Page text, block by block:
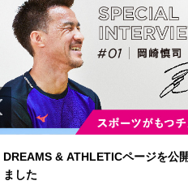
DREAMS & ATHLETICページを公
ました